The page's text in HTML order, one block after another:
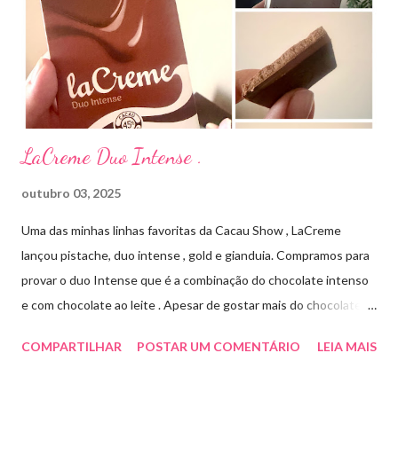
com os ácidos. Forma farmacêutica e Apresentação ILOSONE
TÓPICO SOLUÇÃO é apresentado sob a forma líquida em
frascos de 120 ml. USO PEDIÁTRICO E ADULTO. Composição
Cada ml contém: Eritromicina base 20 mg Excipientes q.s....
LaCreme Duo Intense .
outubro 03, 2025
Uma das minhas linhas favoritas da Cacau Show , LaCreme
lançou pistache, duo intense , gold e gianduia. Compramos para
provar o duo Intense que é a combinação do chocolate intenso
e com chocolate ao leite . Apesar de gostar mais do chocolate
medida certa ( tem sabor e cremosidade ). Preço R$19,99 .
COMPARTILHAR POSTAR UM COMENTÁRIO LEIA MAIS